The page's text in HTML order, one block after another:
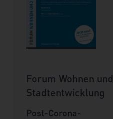
Forum Wohnen und
Stadtentwicklung
Post-Corona-